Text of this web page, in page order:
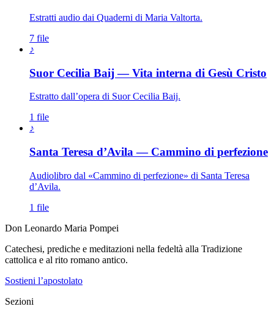
Estratti audio dai Quaderni di Maria Valtorta.
7 file
♪
Suor Cecilia Baij — Vita interna di Gesù Cristo
Estratto dall’opera di Suor Cecilia Baij.
1 file
♪
Santa Teresa d’Avila — Cammino di perfezione
Audiolibro dal «Cammino di perfezione» di Santa Teresa
d’Avila.
1 file
Don Leonardo Maria Pompei
Catechesi, prediche e meditazioni nella fedeltà alla Tradizione
cattolica e al rito romano antico.
Sostieni l’apostolato
Sezioni